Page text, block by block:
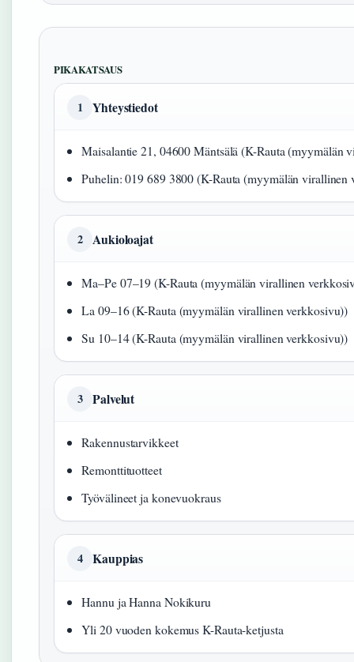
PIKAKATSAUS
1 Yhteystiedot
Maisalantie 21, 04600 Mäntsälä (K-Rauta (myymälän
Puhelin: 019 689 3800 (K-Rauta (myymälän virallinen
2 Aukioloajat
Ma–Pe 07–19 (K-Rauta (myymälän virallinen
La 09–16 (K-Rauta (myymälän virallinen verkkosivu))
Su 10–14 (K-Rauta (myymälän virallinen verkkosivu))
3 Palvelut
Rakennustarvikkeet
Remonttituotteet
Työvälineet ja konevuokraus
4 Kauppias
Hannu ja Hanna Nokikuru
Yli 20 vuoden kokemus K-Rauta-ketjusta